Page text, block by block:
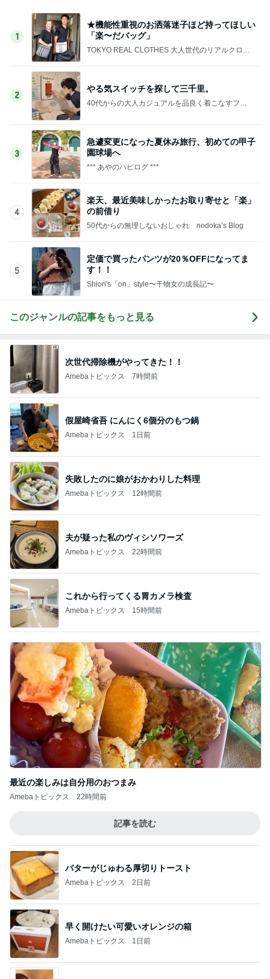
1
★機能性重視のお洒落迷子ほど持ってほしい
「楽〜だバッグ」
TOKYO REAL CLOTHES 大人世代のリアルクロー
2
やる気スイッチを探して三千里。
40代からの大人カジュアルを品良く着こなすファ
3
急遽変更になった夏休み旅行、初めての甲子
園球場へ
*** あやのハピログ ***
4
楽天、最近美味しかったお取り寄せと「楽」
の前借り
50代からの無理しないおしゃれ nodoka’s Blog
5
定価で買ったパンツが20％OFFになってま
す！！
Shiori's「on」style〜干物女の成長記〜
このジャンルの記事をもっと見る
次世代掃除機がやってきた！！
Amebaトピックス 7時間前
假屋崎省吾 にんにく6個分のもつ鍋
Amebaトピックス 1日前
失敗したのに娘がおかわりした料理
Amebaトピックス 12時間前
夫が疑った私のヴィシソワーズ
Amebaトピックス 22時間前
これから行ってくる胃カメラ検査
Amebaトピックス 15時間前
最近の楽しみは自分用のおつまみ
Amebaトピックス 22時間前
記事を読む
バターがじゅわる厚切りトースト
Amebaトピックス 2日前
早く開けたい可愛いオレンジの箱
Amebaトピックス 1日前